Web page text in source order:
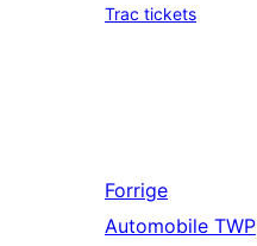
Trac tickets
Forrige
Automobile TWP